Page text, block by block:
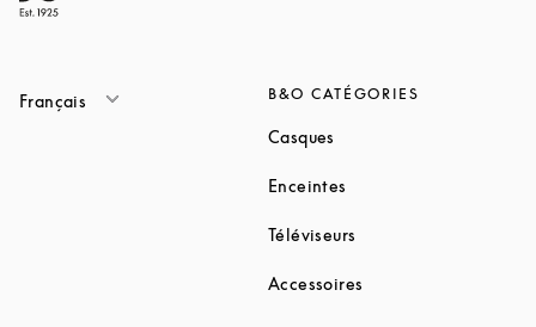
Français B&O CATÉGORIES
Casques
Enceintes
Téléviseurs
Accessoires